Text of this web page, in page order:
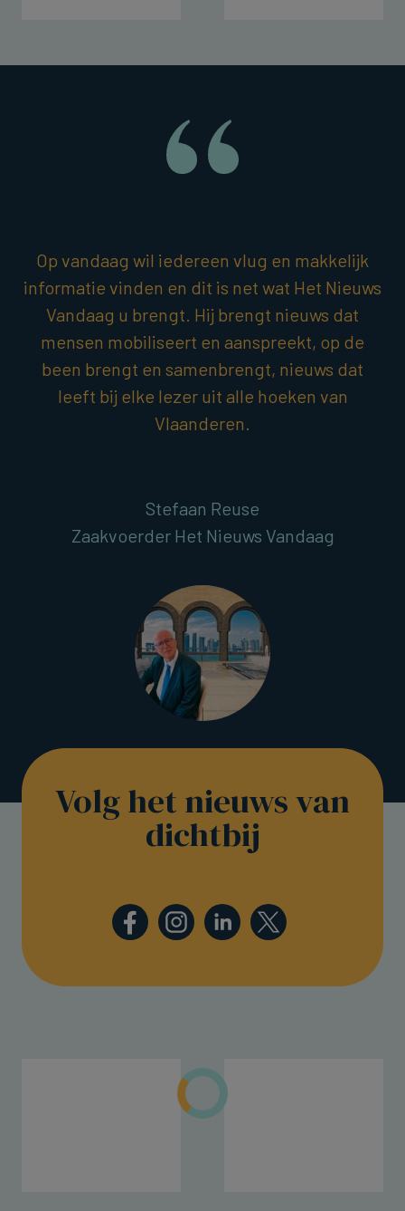
Op vandaag wil iedereen vlug en makkelijk
informatie vinden en dit is net wat Het Nieuws
Vandaag u brengt. Hij brengt nieuws dat
mensen mobiliseert en aanspreekt, op de
been brengt en samenbrengt, nieuws dat
leeft bij elke lezer uit alle hoeken van
Vlaanderen.
Stefaan Reuse
Zaakvoerder Het Nieuws Vandaag
Volg het nieuws van
dichtbij